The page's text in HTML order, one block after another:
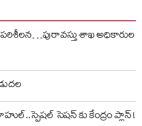
శాఖ అధికారుల
సెషన్ కు కేంద్రం ప్లాన్ !